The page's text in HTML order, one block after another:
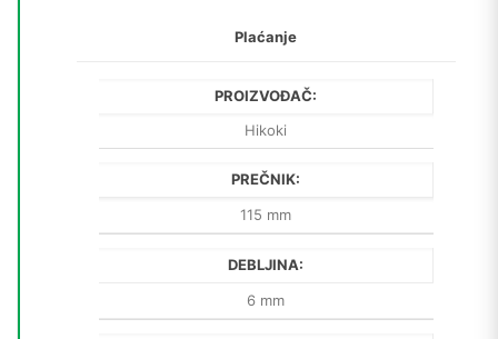
Plaćanje
PROIZVOĐAČ:
Hikoki
PREČNIK:
115 mm
DEBLJINA:
6 mm